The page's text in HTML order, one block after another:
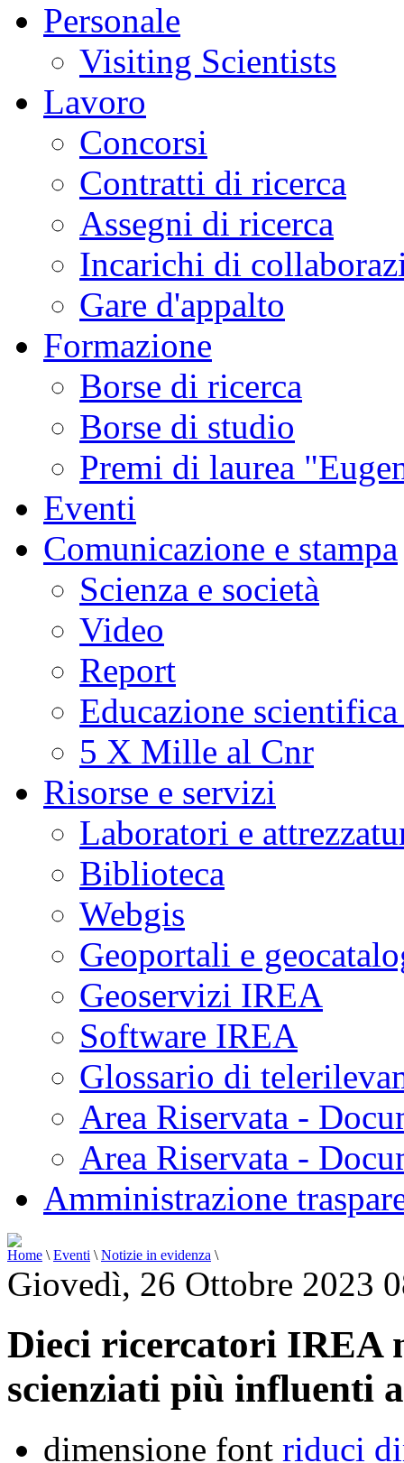
Personale
Visiting Scientists
Lavoro
Concorsi
Contratti di ricerca
Assegni di ricerca
Incarichi di
Gare d'appalto
Formazione
Borse di ricerca
Borse di studio
Premi di laurea
Eventi
Comunicazione e stampa
Scienza e società
Video
Report
Educazione
5 X Mille al Cnr
Risorse e servizi
Laboratori e
Biblioteca
Webgis
Geoportali e
Geoservizi IREA
Software IREA
Glossario di
Area Riservata -
Area Riservata -
Amministrazione
Home \ Eventi \ Notizie in evidenza \
Giovedì, 26 Ottobre 2023
Dieci ricercatori IREA
scienziati più influenti
dimensione font riduci